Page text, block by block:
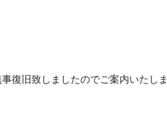
復旧致しましたのでご案内いたしま